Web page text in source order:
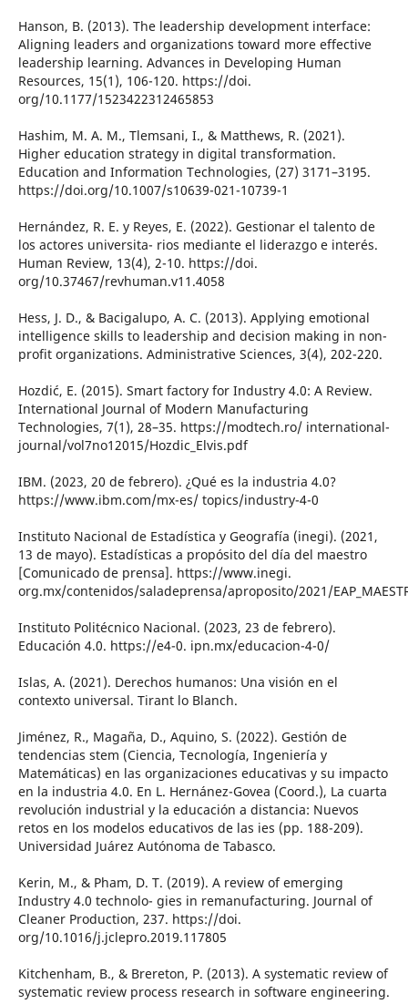
Hanson, B. (2013). The leadership development interface:
Aligning leaders and organizations toward more effective
leadership learning. Advances in Developing Human
Resources, 15(1), 106-120. https://doi.
org/10.1177/1523422312465853
Hashim, M. A. M., Tlemsani, I., & Matthews, R. (2021).
Higher education strategy in digital transformation.
Education and Information Technologies, (27) 3171–3195.
https://doi.org/10.1007/s10639-021-10739-1
Hernández, R. E. y Reyes, E. (2022). Gestionar el talento de
los actores universita- rios mediante el liderazgo e interés.
Human Review, 13(4), 2-10. https://doi.
org/10.37467/revhuman.v11.4058
Hess, J. D., & Bacigalupo, A. C. (2013). Applying emotional
intelligence skills to leadership and decision making in non-
profit organizations. Administrative Sciences, 3(4), 202-220.
Hozdić, E. (2015). Smart factory for Industry 4.0: A Review.
International Journal of Modern Manufacturing
Technologies, 7(1), 28–35. https://modtech.ro/ international-
journal/vol7no12015/Hozdic_Elvis.pdf
IBM. (2023, 20 de febrero). ¿Qué es la industria 4.0?
https://www.ibm.com/mx-es/ topics/industry-4-0
Instituto Nacional de Estadística y Geografía (inegi). (2021,
13 de mayo). Estadísticas a propósito del día del maestro
[Comunicado de prensa]. https://www.inegi.
org.mx/contenidos/saladeprensa/aproposito/2021/
Instituto Politécnico Nacional. (2023, 23 de febrero).
Educación 4.0. https://e4-0. ipn.mx/educacion-4-0/
Islas, A. (2021). Derechos humanos: Una visión en el
contexto universal. Tirant lo Blanch.
Jiménez, R., Magaña, D., Aquino, S. (2022). Gestión de
tendencias stem (Ciencia, Tecnología, Ingeniería y
Matemáticas) en las organizaciones educativas y su impacto
en la industria 4.0. En L. Hernánez-Govea (Coord.), La cuarta
revolución industrial y la educación a distancia: Nuevos
retos en los modelos educativos de las ies (pp. 188-209).
Universidad Juárez Autónoma de Tabasco.
Kerin, M., & Pham, D. T. (2019). A review of emerging
Industry 4.0 technolo- gies in remanufacturing. Journal of
Cleaner Production, 237. https://doi.
org/10.1016/j.jclepro.2019.117805
Kitchenham, B., & Brereton, P. (2013). A systematic review of
systematic review process research in software engineering.